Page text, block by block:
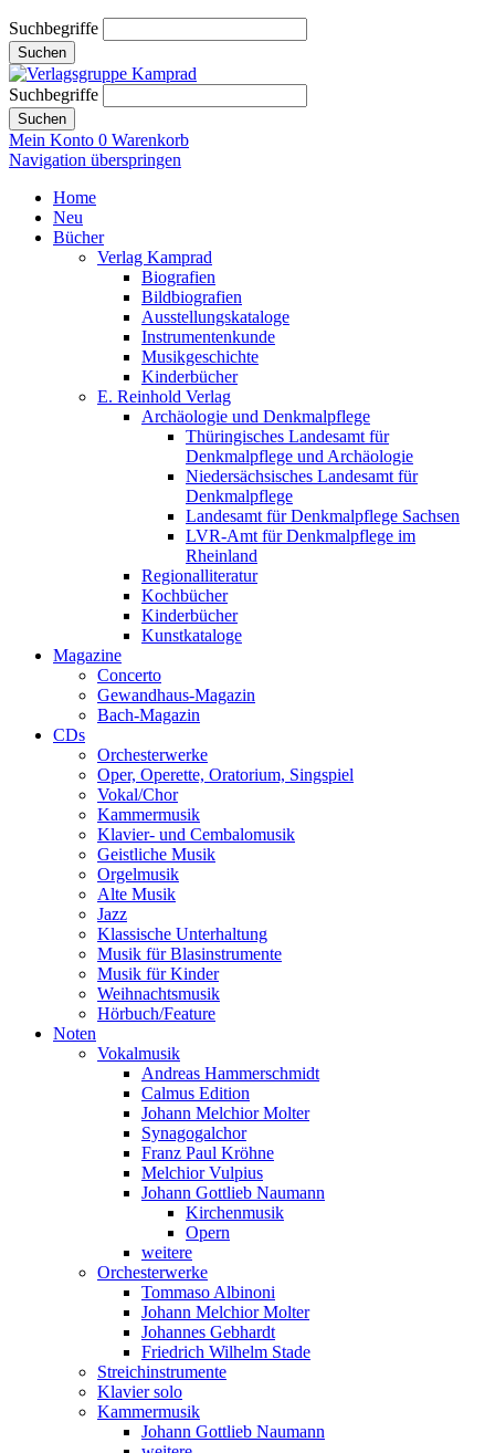
Suchbegriffe
Suchen
Suchbegriffe
Suchen
Mein Konto 0 Warenkorb
Navigation überspringen
Home
Neu
Bücher
Verlag Kamprad
Biografien
Bildbiografien
Ausstellungskataloge
Instrumentenkunde
Musikgeschichte
Kinderbücher
E. Reinhold Verlag
Archäologie und Denkmalpflege
Thüringisches Landesamt für
Denkmalpflege und Archäologie
Niedersächsisches Landesamt für
Denkmalpflege
Landesamt für Denkmalpflege Sachsen
LVR-Amt für Denkmalpflege im
Rheinland
Regionalliteratur
Kochbücher
Kinderbücher
Kunstkataloge
Magazine
Concerto
Gewandhaus-Magazin
Bach-Magazin
CDs
Orchesterwerke
Oper, Operette, Oratorium, Singspiel
Vokal/Chor
Kammermusik
Klavier- und Cembalomusik
Geistliche Musik
Orgelmusik
Alte Musik
Jazz
Klassische Unterhaltung
Musik für Blasinstrumente
Musik für Kinder
Weihnachtsmusik
Hörbuch/Feature
Noten
Vokalmusik
Andreas Hammerschmidt
Calmus Edition
Johann Melchior Molter
Synagogalchor
Franz Paul Kröhne
Melchior Vulpius
Johann Gottlieb Naumann
Kirchenmusik
Opern
weitere
Orchesterwerke
Tommaso Albinoni
Johann Melchior Molter
Johannes Gebhardt
Friedrich Wilhelm Stade
Streichinstrumente
Klavier solo
Kammermusik
Johann Gottlieb Naumann